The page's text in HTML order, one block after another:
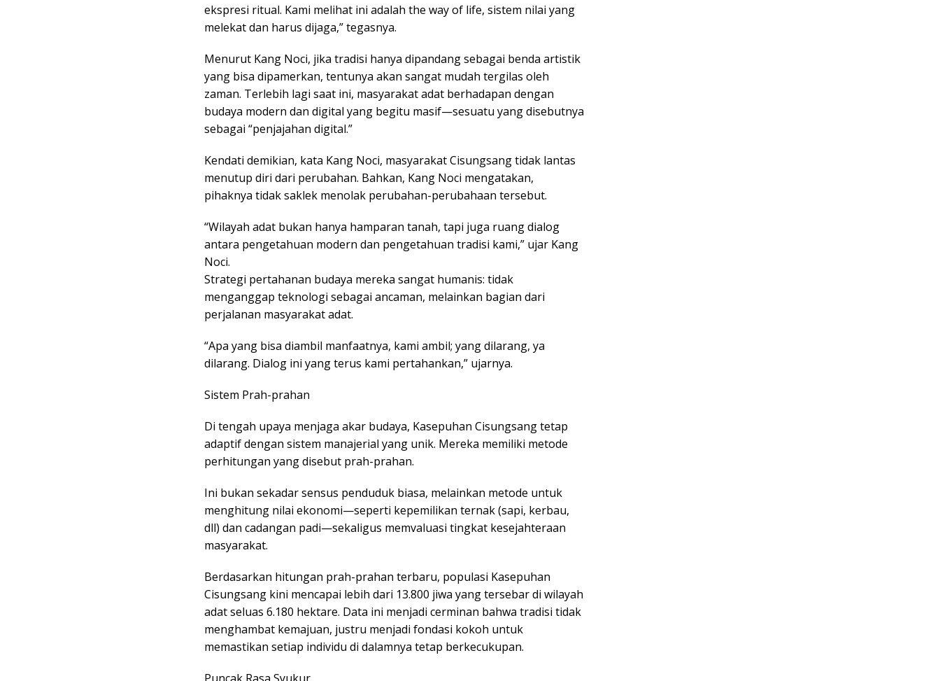
ekspresi ritual. Kami melihat ini adalah the way of life, sistem nilai yang
melekat dan harus dijaga,” tegasnya.
Menurut Kang Noci, jika tradisi hanya dipandang sebagai benda artistik
yang bisa dipamerkan, tentunya akan sangat mudah tergilas oleh
zaman. Terlebih lagi saat ini, masyarakat adat berhadapan dengan
budaya modern dan digital yang begitu masif—sesuatu yang disebutnya
sebagai “penjajahan digital.”
Kendati demikian, kata Kang Noci, masyarakat Cisungsang tidak lantas
menutup diri dari perubahan. Bahkan, Kang Noci mengatakan,
pihaknya tidak saklek menolak perubahan-perubahaan tersebut.
“Wilayah adat bukan hanya hamparan tanah, tapi juga ruang dialog
antara pengetahuan modern dan pengetahuan tradisi kami,” ujar Kang
Noci.
Strategi pertahanan budaya mereka sangat humanis: tidak
menganggap teknologi sebagai ancaman, melainkan bagian dari
perjalanan masyarakat adat.
“Apa yang bisa diambil manfaatnya, kami ambil; yang dilarang, ya
dilarang. Dialog ini yang terus kami pertahankan,” ujarnya.
Sistem Prah-prahan
Di tengah upaya menjaga akar budaya, Kasepuhan Cisungsang tetap
adaptif dengan sistem manajerial yang unik. Mereka memiliki metode
perhitungan yang disebut prah-prahan.
Ini bukan sekadar sensus penduduk biasa, melainkan metode untuk
menghitung nilai ekonomi—seperti kepemilikan ternak (sapi, kerbau,
dll) dan cadangan padi—sekaligus memvaluasi tingkat kesejahteraan
masyarakat.
Berdasarkan hitungan prah-prahan terbaru, populasi Kasepuhan
Cisungsang kini mencapai lebih dari 13.800 jiwa yang tersebar di wilayah
adat seluas 6.180 hektare. Data ini menjadi cerminan bahwa tradisi tidak
menghambat kemajuan, justru menjadi fondasi kokoh untuk
memastikan setiap individu di dalamnya tetap berkecukupan.